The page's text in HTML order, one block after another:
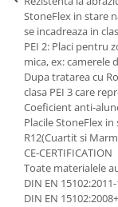
StoneFlex in stare
se incadreaza in
PEI 2: Placi pentru
mica, ex: camerele
Dupa tratarea cu
clasa PEI 3 care
Coeficient anti-
Placile StoneFlex
R12(Cuartit si
CE-CERTIFICATION
Toate materialele
DIN EN
DIN EN